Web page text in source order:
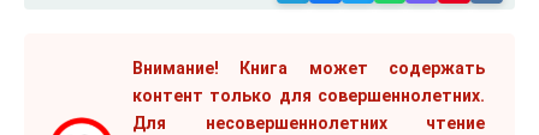
Внимание! Книга может содержать
контент только для совершеннолетних.
Для несовершеннолетних чтение